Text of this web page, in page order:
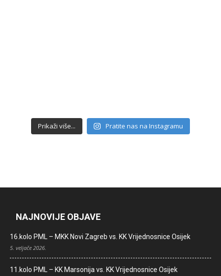
Prikaži više... Pratite nas na Instagramu
NAJNOVIJE OBJAVE
16.kolo PML – MKK Novi Zagreb vs. KK Vrijednosnice Osijek
5. veljače 2026.
11.kolo PML – KK Marsonija vs. KK Vrijednosnice Osijek